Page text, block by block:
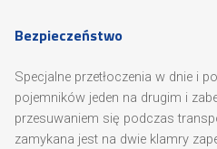
Bezpieczeństwo
Specjalne przetłoczenia w dnie i
pojemników jeden na drugim i
przesuwaniem się podczas
zamykana jest na dwie klamry